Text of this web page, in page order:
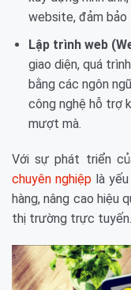
website, đảm bảo
Lập trình web
giao diện, quá
bằng các ngôn
công nghệ hỗ trợ
mượt mà.
Với sự phát triển
chuyên nghiệp là
hàng, nâng cao hiệu
thị trường trực tuyến.